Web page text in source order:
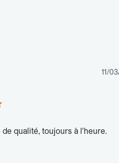
11/
qualité, toujours à l'heure.